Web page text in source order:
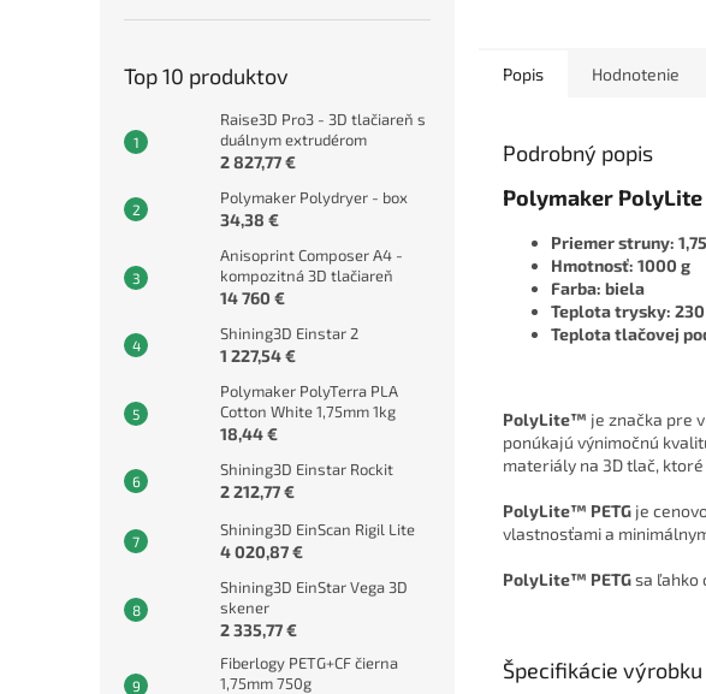
Top 10 produktov
Raise3D Pro3 - 3D tlačiareň s
duálnym extrudérom
2 827,77 €
Polymaker Polydryer - box
34,38 €
Anisoprint Composer A4 -
kompozitná 3D tlačiareň
14 760 €
Shining3D Einstar 2
1 227,54 €
Polymaker PolyTerra PLA
Cotton White 1,75mm 1kg
18,44 €
Shining3D Einstar Rockit
2 212,77 €
Shining3D EinScan Rigil Lite
4 020,87 €
Shining3D EinStar Vega 3D
skener
2 335,77 €
Fiberlogy PETG+CF čierna
1,75mm 750g
Popis Hodnotenie
Podrobný popis
Polymaker PolyLite
Priemer struny:
Hmotnosť: 1000 g
Farba: biela
Teplota trysky: 230
Teplota tlačovej
PolyLite™ je značka pre
ponúkajú výnimočnú
materiály na 3D tlač,
PolyLite™ PETG je
vlastnosťami a
PolyLite™ PETGsa ľahko
Špecifikácie